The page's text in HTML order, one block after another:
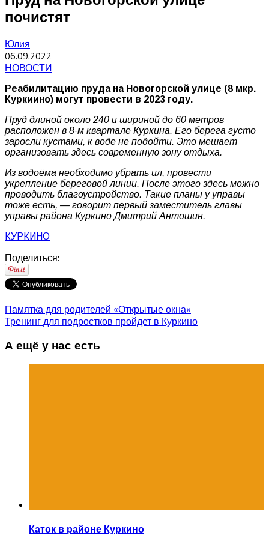
почистят
Юлия
06.09.2022
НОВОСТИ
Реабилитацию пруда на Новогорской улице (8 мкр.
Куркиино) могут провести в 2023 году.
Пруд длиной около 240 и шириной до 60 метров
расположен в 8-м квартале Куркина. Его берега густо
заросли кустами, к воде не подойти. Это мешает
организовать здесь современную зону отдыха.
Из водоёма необходимо убрать ил, провести
укрепление береговой линии. После этого здесь можно
проводить благоустройство. Такие планы у управы
тоже есть, — говорит первый заместитель главы
управы района Куркино Дмитрий Антошин.
КУРКИНО
Поделиться:
Памятка для родителей «Открытые окна»
Тренинг для подростков пройдет в Куркино
А ещё у нас есть
Каток в районе Куркино